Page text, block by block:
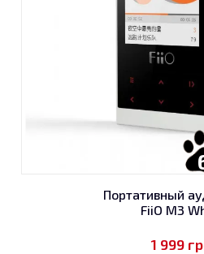
Портативный
FiiO M3
1 999